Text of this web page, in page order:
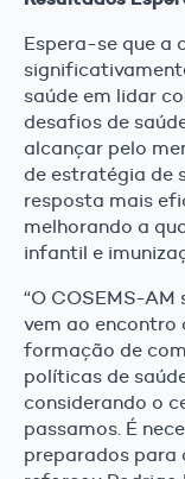
Espera-se que a
saúde em lidar
desafios de
alcançar pelo
de estratégia de
resposta mais
melhorando a
infantil e
“O COSEMS-
vem ao encontro
formação de
políticas de
considerando o
passamos. É
preparados para